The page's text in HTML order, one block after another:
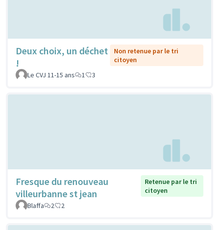
Deux choix, un déchet
!
Non retenue par le tri
citoyen
Le CVJ 11-15 ans
1 3
Fresque du renouveau
villeurbanne st jean
Retenue par le tri
citoyen
Blaffa
2 2